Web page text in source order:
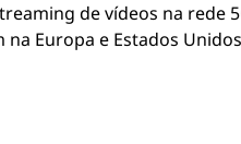
de vídeos na rede
Europa e Estados